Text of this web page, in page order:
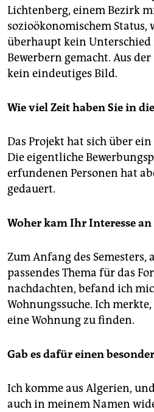
Lichtenberg, einem Bezirk
sozioökonomischem Status,
überhaupt kein Unterschied
Bewerbern gemacht. Aus
kein eindeutiges Bild.
Wie viel Zeit haben Sie in
Das Projekt hat sich über
Die eigentliche
erfundenen Personen hat
gedauert.
Woher kam Ihr Interesse an
Zum Anfang des Semesters,
passendes Thema für das
nachdachten, befand ich
Wohnungssuche. Ich
eine Wohnung zu finden.
Gab es dafür einen
Ich komme aus Algerien,
auch in meinem Namen